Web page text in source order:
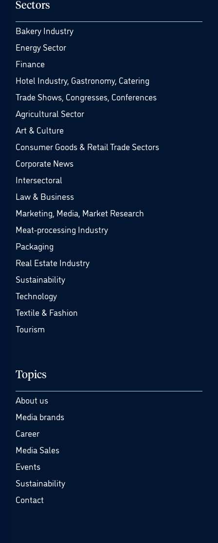
Sectors
Bakery Industry
Energy Sector
Finance
Hotel Industry, Gastronomy, Catering
Trade Shows, Congresses, Conferences
Agricultural Sector
Art & Culture
Consumer Goods & Retail Trade Sectors
Corporate News
Intersectoral
Law & Business
Marketing, Media, Market Research
Meat-processing Industry
Packaging
Real Estate Industry
Sustainability
Technology
Textile & Fashion
Tourism
Topics
About us
Media brands
Career
Media Sales
Events
Sustainability
Contact